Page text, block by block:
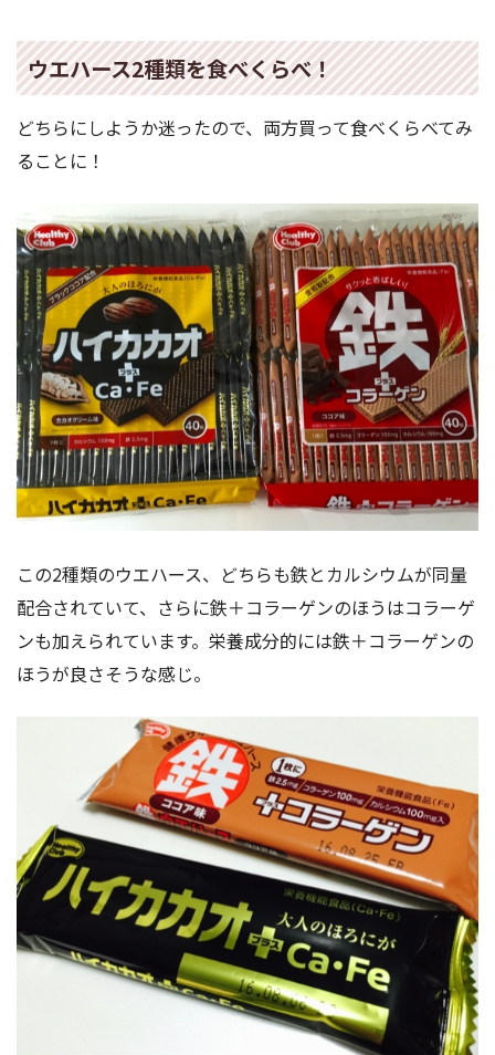
ウエハース2種類を食べくらべ！
どちらにしようか迷ったので、両方買って食べくらべてみ
ることに！
この2種類のウエハース、どちらも鉄とカルシウムが同量
配合されていて、さらに鉄＋コラーゲンのほうはコラーゲ
ンも加えられています。栄養成分的には鉄＋コラーゲンの
ほうが良さそうな感じ。